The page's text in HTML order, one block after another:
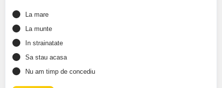
La mare
La munte
In strainatate
Sa stau acasa
Nu am timp de concediu